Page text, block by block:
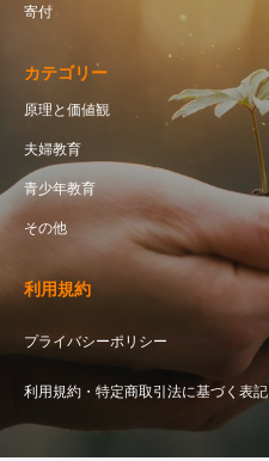
寄付
カテゴリー
原理と価値観
夫婦教育
青少年教育
その他
利用規約
プライバシーポリシー
利用規約・特定商取引法に基づく表記